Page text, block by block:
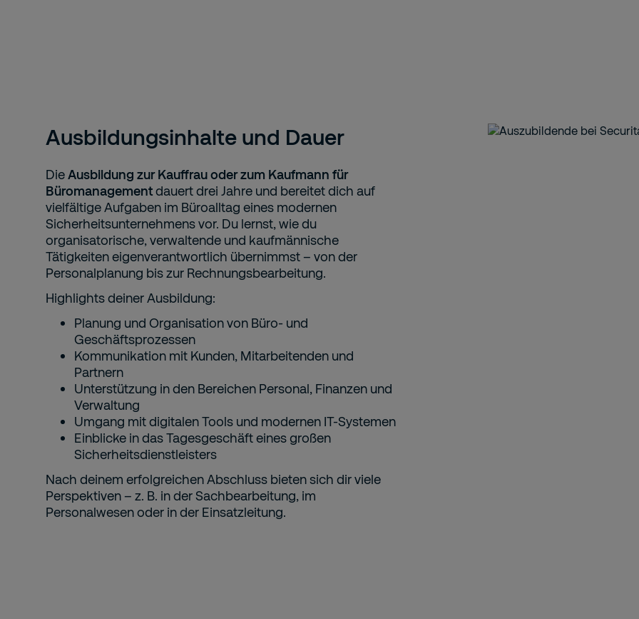
Ausbildungsinhalte und Dauer
DieAusbildung zur Kauffrau oder zum Kaufmann für
Büromanagementdauert drei Jahre und bereitet dich auf
vielfältige Aufgaben im Büroalltag eines modernen
Sicherheitsunternehmens vor. Du lernst, wie du
organisatorische, verwaltende und kaufmännische
Tätigkeiten eigenverantwortlich übernimmst – von der
Personalplanung bis zur Rechnungsbearbeitung.
Highlights deiner Ausbildung:
Planung und Organisation von Büro- und
Geschäftsprozessen
Kommunikation mit Kunden, Mitarbeitenden und
Partnern
Unterstützung in den Bereichen Personal, Finanzen und
Verwaltung
Umgang mit digitalen Tools und modernen IT-Systemen
Einblicke in das Tagesgeschäft eines großen
Sicherheitsdienstleisters
Nach deinem erfolgreichen Abschluss bieten sich dir viele
Perspektiven – z. B. in der Sachbearbeitung, im
Personalwesen oder in der Einsatzleitung.